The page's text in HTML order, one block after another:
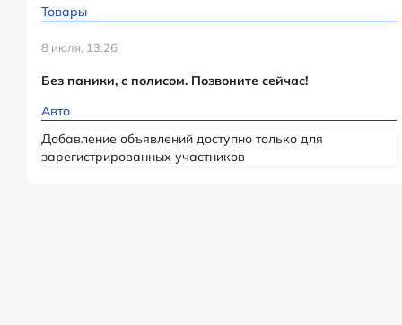
Товары
8 июля, 13:26
Без паники, с полисом. Позвоните сейчас!
Авто
Добавление объявлений доступно только для
зарегистрированных участников